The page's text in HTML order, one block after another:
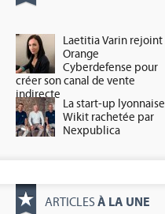
Laetitia Varin rejoint
Orange
Cyberdefense pour
créer son canal de vente
indirecte
La start-up lyonnaise
Wikit rachetée par
Nexpublica
ARTICLES À LA UNE